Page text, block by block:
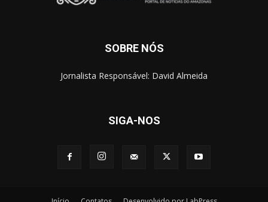
SOBRE NÓS
Jornalista Responsável: David Almeida
SIGA-NOS